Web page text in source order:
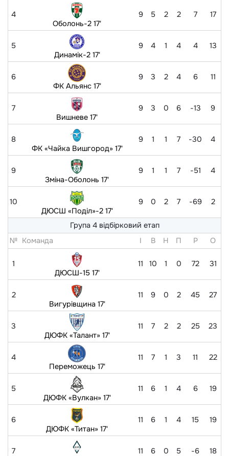
4
Оболонь-2 17'
9 5 2 2 7 17
5
Динамік-2 17'
9 4 1 4 4 13
6
ФК Альянс 17'
9 3 2 4 6 11
7
Вишневе 17'
9 3 0 6 -13 9
8
ФК «Чайка Вишгород» 17'
9 1 1 7 -30 4
9
Зміна-Оболонь 17'
9 1 1 7 -51 4
10
ДЮСШ «Поділ»-2 17'
9 0 2 7 -69 2
Група 4 відбірковий етап
№ Команда I В Н П Р O
1
ДЮСШ-15 17'
11 10 1 0 72 31
2
Вигурівщина 17'
11 9 0 2 45 27
3
ДЮФК «Талант» 17'
11 7 2 2 25 23
4
Переможець 17'
11 7 1 3 11 22
5
ДЮФК «Вулкан» 17'
11 6 1 4 6 19
6
ДЮФК «Титан» 17'
11 6 1 4 15 19
7
11 6 0 5 -6 18